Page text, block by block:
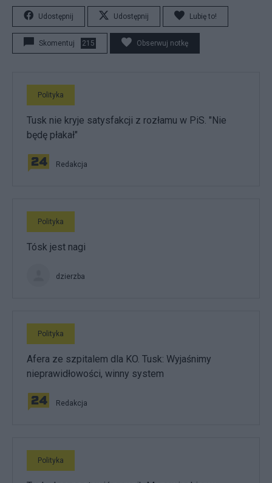
Udostępnij Udostępnij Lubię to!
Skomentuj 215 Obserwuj notkę
Polityka
Tusk nie kryje satysfakcji z rozłamu w PiS. "Nie
będę płakał"
Redakcja
Polityka
Tósk jest nagi
dzierzba
Polityka
Afera ze szpitalem dla KO. Tusk: Wyjaśnimy
nieprawidłowości, winny system
Redakcja
Polityka